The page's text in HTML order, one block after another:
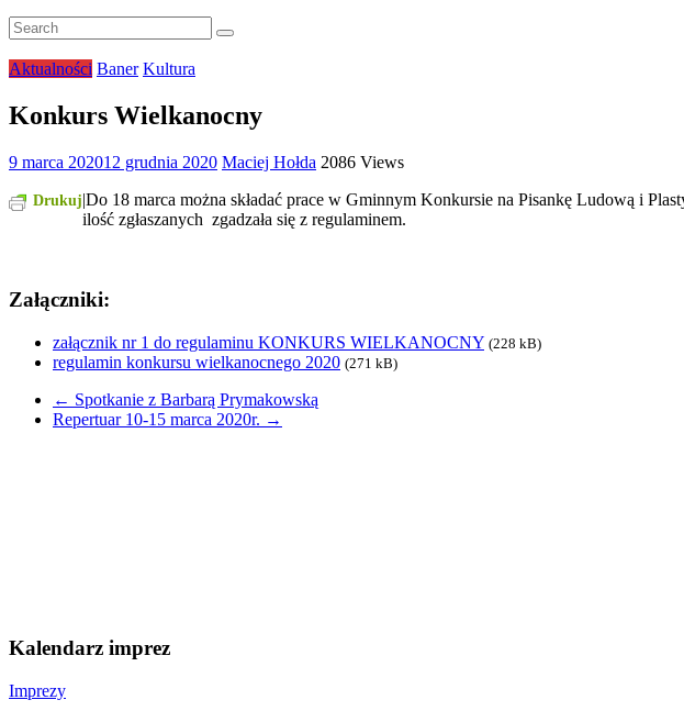
Aktualności Baner Kultura
Konkurs Wielkanocny
9 marca 202012 grudnia 2020 Maciej Hołda 2086 Views
Drukuj|Do 18 marca można składać prace w Gminnym Konkursie na Pisankę Ludową i
ilość zgłaszanych zgadzała się z regulaminem.
Załączniki:
załącznik nr 1 do regulaminu KONKURS WIELKANOCNY (228 kB)
regulamin konkursu wielkanocnego 2020 (271 kB)
← Spotkanie z Barbarą Prymakowską
Repertuar 10-15 marca 2020r. →
Kalendarz imprez
Imprezy